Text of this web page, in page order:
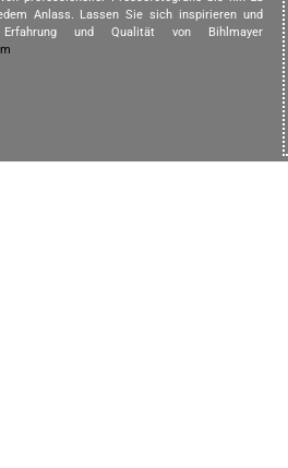
Anlass. Lassen Sie sich inspirieren und
und Qualität von Bihlmayer